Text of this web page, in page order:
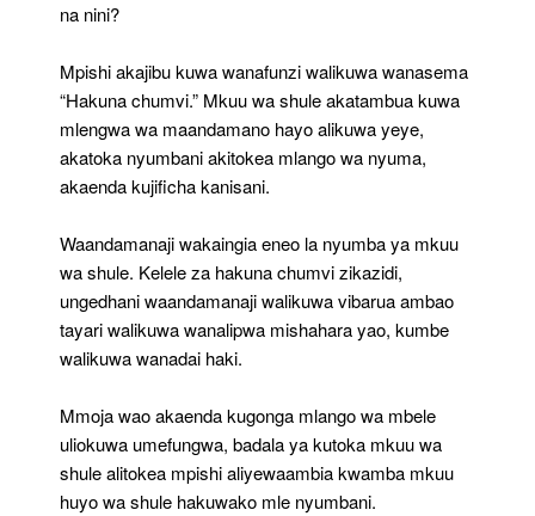
na nini?
Mpishi akajibu kuwa wanafunzi walikuwa wanasema
“Hakuna chumvi.” Mkuu wa shule akatambua kuwa
mlengwa wa maandamano hayo alikuwa yeye,
akatoka nyumbani akitokea mlango wa nyuma,
akaenda kujificha kanisani.
Waandamanaji wakaingia eneo la nyumba ya mkuu
wa shule. Kelele za hakuna chumvi zikazidi,
ungedhani waandamanaji walikuwa vibarua ambao
tayari walikuwa wanalipwa mishahara yao, kumbe
walikuwa wanadai haki.
Mmoja wao akaenda kugonga mlango wa mbele
uliokuwa umefungwa, badala ya kutoka mkuu wa
shule alitokea mpishi aliyewaambia kwamba mkuu
huyo wa shule hakuwako mle nyumbani.